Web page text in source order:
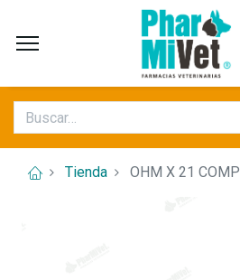
Tienda OHM X 21 COMP